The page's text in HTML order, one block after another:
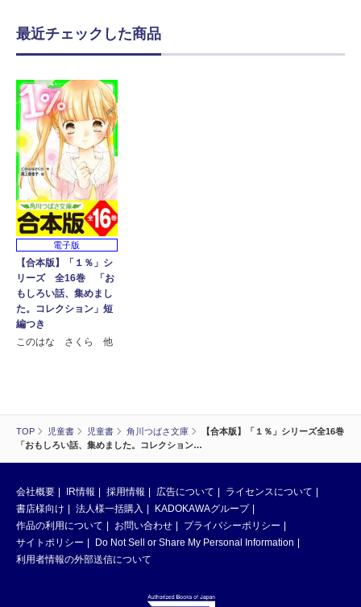
TOP 児童書 児童書 角川つばさ文庫
【合本版】「１％」シリーズ全16巻
「おもしろい話、集めました。コレクション…
最近チェックした商品
電子版
【合本版】「１％」シ
リーズ 全16巻 「お
もしろい話、集めまし
た。コレクション」短
編つき
このはな さくら 他
会社概要 IR情報 採用情報 広告について
ライセンスについて
書店様向け
法人様一括購入
KADOKAWAグループ
作品の利用について
お問い合わせ
プライバシーポリシー
サイトポリシー
Do Not Sell or Share My Personal Information
利用者情報の外部送信について